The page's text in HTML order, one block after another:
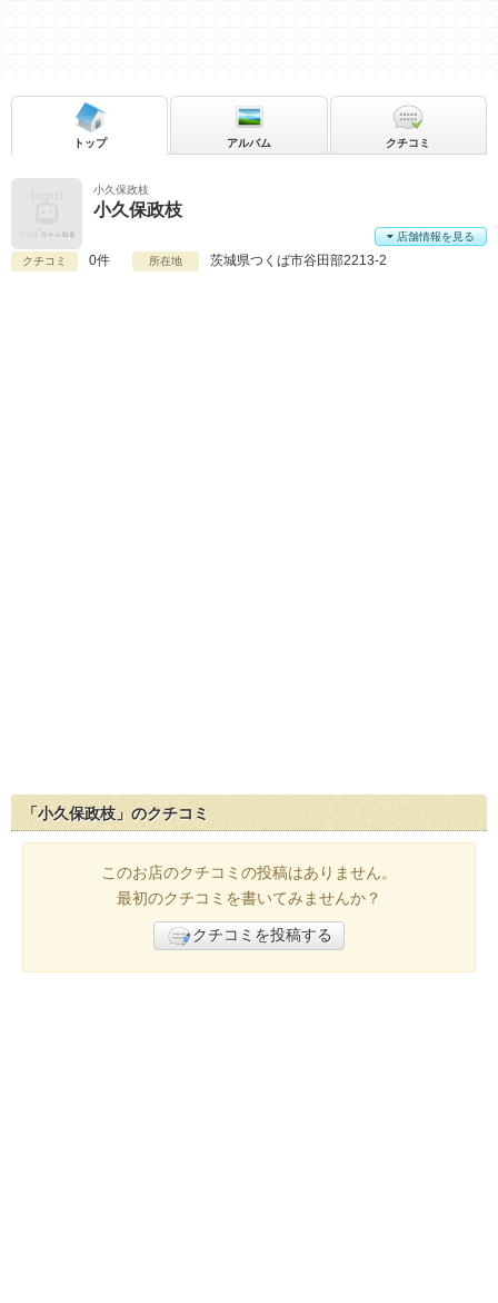
小久保政枝
小久保政枝
クチコミ 0件 所在地 茨城県つくば市谷田部2213-2
店舗情報を見る
トップ アルバム クチコミ
「小久保政枝」のクチコミ
このお店のクチコミの投稿はありません。
最初のクチコミを書いてみませんか？
クチコミを投稿する